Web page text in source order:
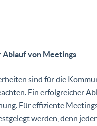
von Meetings
sind für die
Ein erfolgreicher
Für effiziente
werden, denn